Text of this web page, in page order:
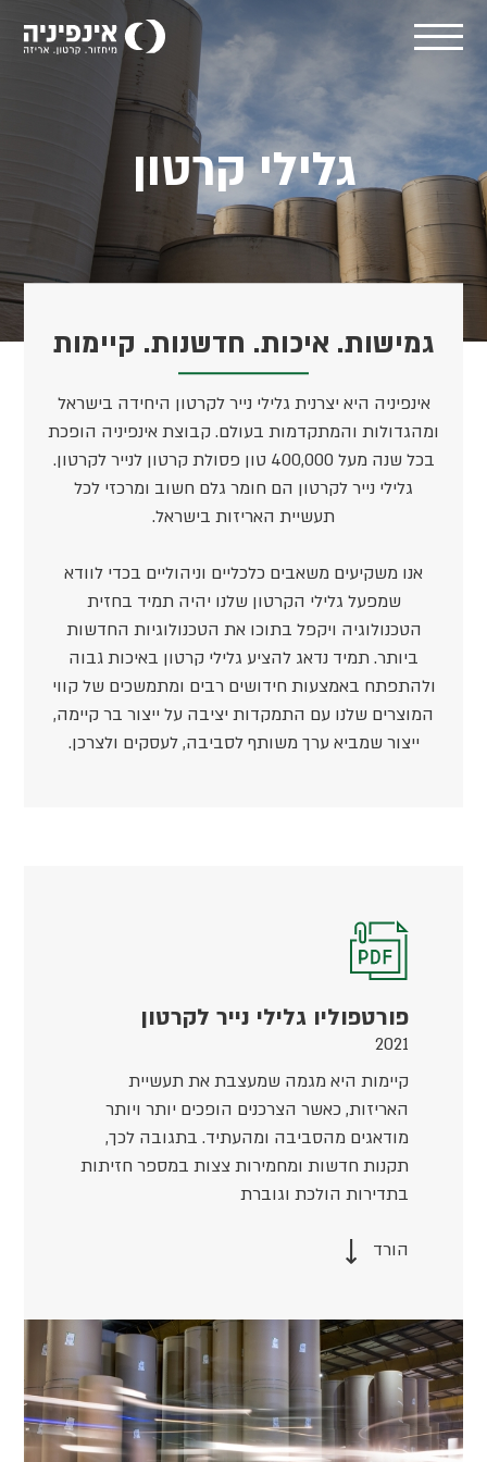
גלילי קרטון
גמישות. איכות. חדשנות. קיימות
אינפיניה היא יצרנית גלילי נייר לקרטון היחידה בישראל
ומהגדולות והמתקדמות בעולם. קבוצת אינפיניה הופכת
בכל שנה מעל 400,000 טון פסולת קרטון לנייר לקרטון.
גלילי נייר לקרטון הם חומר גלם חשוב ומרכזי לכל
תעשיית האריזות בישראל.
אנו משקיעים משאבים כלכליים וניהוליים בכדי לוודא
שמפעל גלילי הקרטון שלנו יהיה תמיד בחזית
הטכנולוגיה ויקפל בתוכו את הטכנולוגיות החדשות
ביותר. תמיד נדאג להציע גלילי קרטון באיכות גבוה
ולהתפתח באמצעות חידושים רבים ומתמשכים של קווי
המוצרים שלנו עם התמקדות יציבה על ייצור בר קיימה,
ייצור שמביא ערך משותף לסביבה, לעסקים ולצרכן.
פורטפוליו גלילי נייר לקרטון
2021
קיימות היא מגמה שמעצבת את תעשיית
האריזות, כאשר הצרכנים הופכים יותר ויותר
מודאגים מהסביבה ומהעתיד. בתגובה לכך,
תקנות חדשות ומחמירות צצות במספר חזיתות
בתדירות הולכת וגוברת
הורד